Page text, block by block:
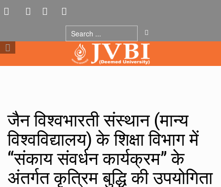
जैन विश्वभारती संस्थान (मान्य
विश्वविद्यालय) के शिक्षा विभाग में
“संकाय संवर्धन कार्यक्रम” के
अंतर्गत कृत्रिम बुद्धि की उपयोगिता